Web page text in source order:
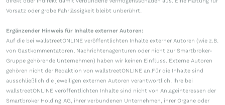
Vorsatz oder grobe Fahrlässigkeit bleibt unberührt.
Ergänzender Hinweis für Inhalte externer Autoren:
Auf die bei wallstreetONLINE veröffentlichten Inhalte externer Autoren (wie z.B.
von Gastkommentatoren, Nachrichtenagenturen oder nicht zur Smartbroker-
Gruppe gehörende Unternehmen) haben wir keinen Einfluss. Externe Autoren
gehören nicht der Redaktion von wallstreetONLINE an.Für die Inhalte sind
ausschließlich die jeweiligen externen Autoren verantwortlich. Ihre bei
wallstreetONLINE veröffentlichten Inhalte sind nicht von Anlageinteressen der
Smartbroker Holding AG, ihrer verbundenen Unternehmen, ihrer Organe oder